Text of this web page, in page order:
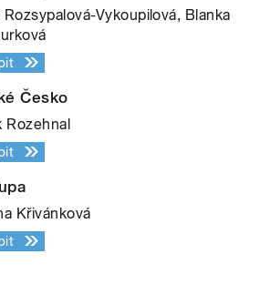
Rozsypalová-Vykoupilová, Blanka
Česko
Rozehnal
Křivánková